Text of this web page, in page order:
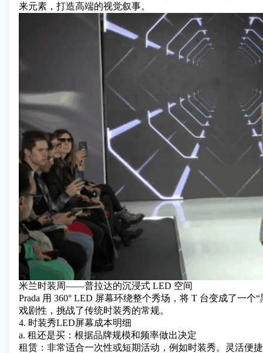
来元素，打造高端的视觉叙事。
米兰时装周——普拉达的沉浸式 LED 空间
Prada 用 360° LED 屏幕环绕整个秀场，将 T 台变成了一
戏剧性，挑战了传统时装秀的常规。
4. 时装秀LED屏幕成本明细
a. 租还是买：根据品牌规模和频率做出决定
租赁：非常适合一次性或短期活动，例如时装秀。灵活便